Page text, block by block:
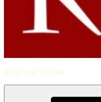
Bilder und Rahmen